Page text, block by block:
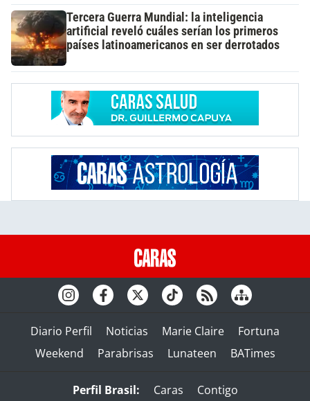
Tercera Guerra Mundial: la inteligencia
artificial reveló cuáles serían los primeros
países latinoamericanos en ser derrotados
Diario Perfil Noticias Marie Claire
Fortuna
Weekend
Parabrisas Lunateen BATimes
Perfil Brasil: Caras Contigo